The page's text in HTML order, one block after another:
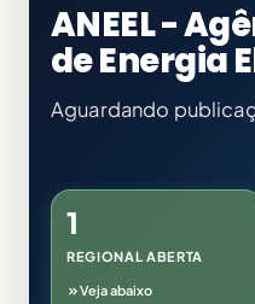
ANEEL -
de Energia
Aguardando
1
REGIONAL ABERTA
Veja abaixo